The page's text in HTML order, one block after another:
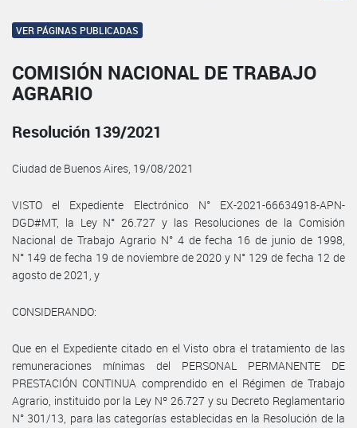
VER PÁGINAS PUBLICADAS
COMISIÓN NACIONAL DE TRABAJO
AGRARIO
Resolución 139/2021
Ciudad de Buenos Aires, 19/08/2021
VISTO el Expediente Electrónico N° EX-2021-66634918-APN-
DGD#MT, la Ley N° 26.727 y las Resoluciones de la Comisión
Nacional de Trabajo Agrario N° 4 de fecha 16 de junio de 1998,
N° 149 de fecha 19 de noviembre de 2020 y N° 129 de fecha 12 de
agosto de 2021, y
CONSIDERANDO:
Que en el Expediente citado en el Visto obra el tratamiento de las
remuneraciones mínimas del PERSONAL PERMANENTE DE
PRESTACIÓN CONTINUA comprendido en el Régimen de Trabajo
Agrario, instituido por la Ley Nº 26.727 y su Decreto Reglamentario
N° 301/13, para las categorías establecidas en la Resolución de la